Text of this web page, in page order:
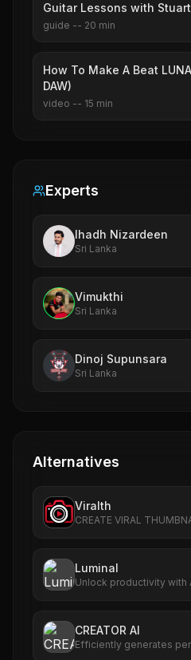
Guitar Lessons with
guide -- 20 min
How To Make A Beat
DAW)
video -- 15 min
Experts
Ihadh Nizardeen
Sri Lanka
Vimukthi
Sri Lanka
Dinoj Supunsara
Sri Lanka
Alternatives
Viralth
CREATE VIRAL
Luminal
Unlock productivity with
CREATOR AI
Efficiently generates